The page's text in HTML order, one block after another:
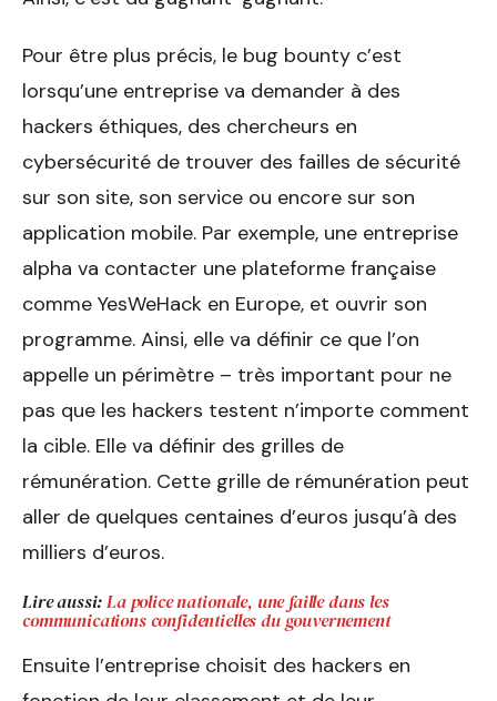
Pour être plus précis, le bug bounty c’est
lorsqu’une entreprise va demander à des
hackers éthiques, des chercheurs en
cybersécurité de trouver des failles de sécurité
sur son site, son service ou encore sur son
application mobile. Par exemple, une entreprise
alpha va contacter une plateforme française
comme YesWeHack en Europe, et ouvrir son
programme. Ainsi, elle va définir ce que l’on
appelle un périmètre – très important pour ne
pas que les hackers testent n’importe comment
la cible. Elle va définir des grilles de
rémunération. Cette grille de rémunération peut
aller de quelques centaines d’euros jusqu’à des
milliers d’euros.
Lire aussi:La police nationale, une faille dans les
communications confidentielles du gouvernement
Ensuite l’entreprise choisit des hackers en